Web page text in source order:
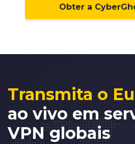
Obter a
Transmita o
ao vivo em
VPN globais